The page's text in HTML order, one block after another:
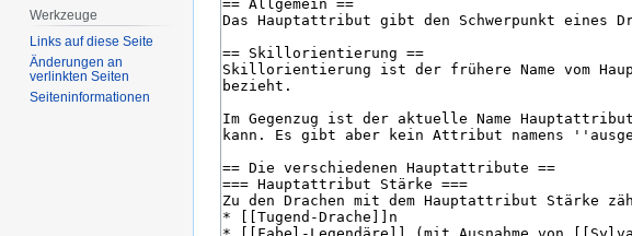
Werkzeuge
Links auf diese Seite
Änderungen an
verlinkten Seiten
Seiten­­informationen